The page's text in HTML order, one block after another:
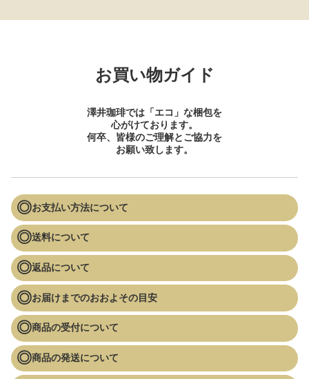
お買い物ガイド
澤井珈琲では「エコ」な梱包を
心がけております。
何卒、皆様のご理解とご協力を
お願い致します。
お支払い方法について
送料について
返品について
お届けまでのおおよその目安
商品の受付について
商品の発送について